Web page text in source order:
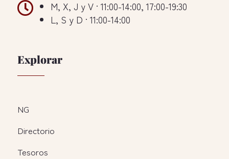

M, X, J y V · 11:00-14:00, 17:00-19:30
L, S y D · 11:00-14:00
Explorar
NG
Directorio
Tesoros